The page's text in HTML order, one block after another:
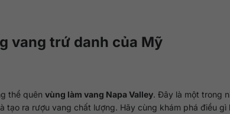
vang trứ danh của Mỹ
thể quên vùng làm vang Napa Valley. Đây là một trong
tạo ra rượu vang chất lượng. Hãy cùng khám phá điều gì